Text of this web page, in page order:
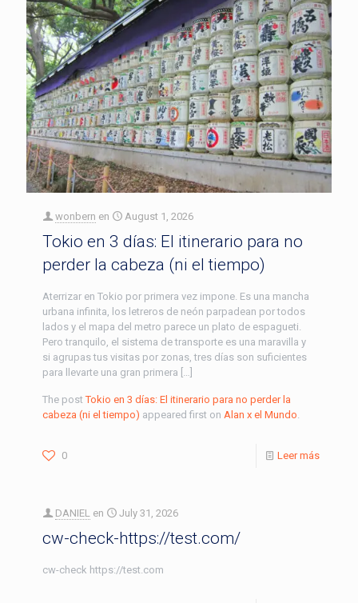
wonbern en August 1, 2026
Tokio en 3 días: El itinerario para no
perder la cabeza (ni el tiempo)
Aterrizar en Tokio por primera vez impone. Es una mancha
urbana infinita, los letreros de neón parpadean por todos
lados y el mapa del metro parece un plato de espagueti.
Pero tranquilo, el sistema de transporte es una maravilla y
si agrupas tus visitas por zonas, tres días son suficientes
para llevarte una gran primera […]
The postTokio en 3 días: El itinerario para no perder la
cabeza (ni el tiempo) appeared first on Alan x el Mundo
0 Leer más
DANIEL en July 31, 2026
cw-check-https://test.com/
cw-check https://test.com